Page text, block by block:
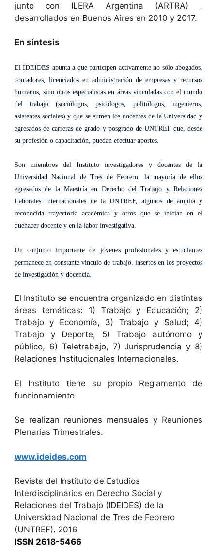
junto con ILERA Argentina (ARTRA) ,
desarrollados en Buenos Aires en 2010 y 2017.
En síntesis
El IDEIDES apunta a que participen activamente no sólo abogados,
contadores, licenciados en administración de empresas y recursos
humanos, sino otros especialistas en áreas vinculadas con el mundo
del trabajo (sociólogos, psicólogos, politólogos, ingenieros,
asistentes sociales) y que se sumen los docentes de la Universidad y
egresados de carreras de grado y posgrado de UNTREF que, desde
su profesión o capacitación, puedan efectuar aportes.
Son miembros del Instituto investigadores y docentes de la
Universidad Nacional de Tres de Febrero, la mayoría de ellos
egresados de la Maestría en Derecho del Trabajo y Relaciones
Laborales Internacionales de la UNTREF, algunos de amplia y
reconocida trayectoria académica y otros que se inician en el
quehacer docente y en la labor investigativa.
Un conjunto importante de jóvenes profesionales y estudiantes
permanece en constante vínculo de trabajo, insertos en los proyectos
de investigación y docencia.
El Instituto se encuentra organizado en distintas
áreas temáticas: 1) Trabajo y Educación; 2)
Trabajo y Economía, 3) Trabajo y Salud; 4)
Trabajo y Deporte, 5) Trabajo autónomo y
público, 6) Teletrabajo, 7) Jurisprudencia y 8)
Relaciones Institucionales Internacionales.
El Instituto tiene su propio Reglamento de
funcionamiento.
Se realizan reuniones mensuales y Reuniones
Plenarias Trimestrales.
www.ideides.com
Revista del Instituto de Estudios
Interdisciplinarios en Derecho Social y
Relaciones del Trabajo (IDEIDES) de la
Universidad Nacional de Tres de Febrero
(UNTREF). 2016
ISSN 2618-5466